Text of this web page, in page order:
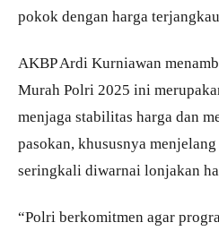
pokok dengan harga
AKBP Ardi Kurniawan
Murah Polri 2025 ini
menjaga stabilitas harga dan
pasokan, khususnya
seringkali diwarnai lonjakan
“Polri berkomitmen agar